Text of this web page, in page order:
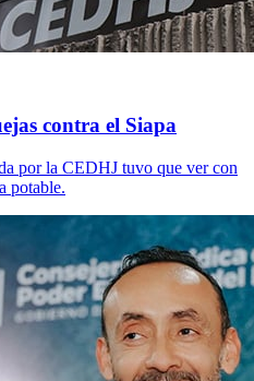
contra el Siapa
por la CEDHJ tuvo que ver con
potable.